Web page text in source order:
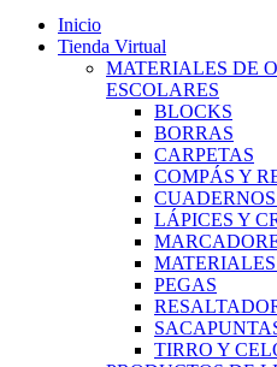
Inicio
Tienda Virtual
MATERIALES DE
ESCOLARES
BLOCKS
BORRAS
CARPETAS
COMPÁS Y
LÁPICES Y
PEGAS
TIRRO Y